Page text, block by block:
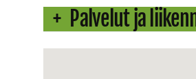
Palvelut ja